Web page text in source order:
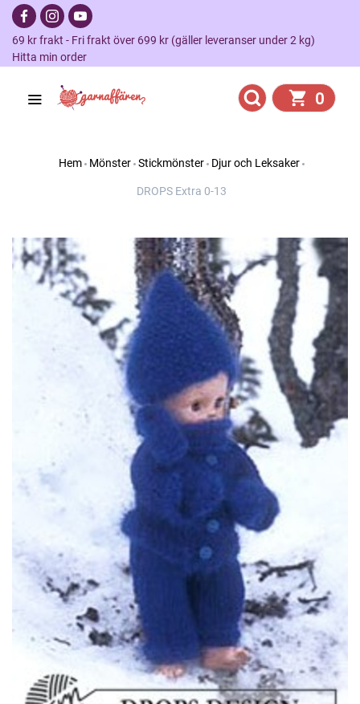
69 kr frakt - Fri frakt över 699 kr (gäller leveranser under 2 kg)
Hitta min order
0
Hem Mönster Stickmönster Djur och Leksaker
DROPS Extra 0-13